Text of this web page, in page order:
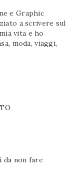
e Graphic
a scrivere sul
vita e ho
moda, viaggi,
non fare